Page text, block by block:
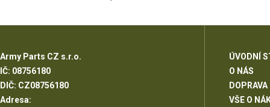
Army Parts CZ s.r.o.
IČ: 08756180
DIČ: CZ08756180
Adresa:
ÚVODNÍ
O NÁS
DOPRAVA
VŠE O